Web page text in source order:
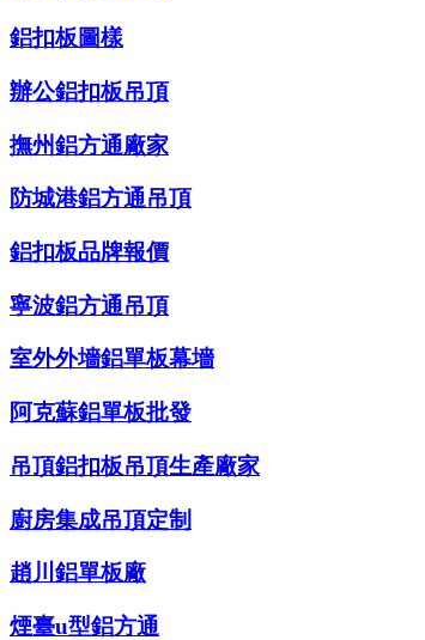
鋁扣板圖樣
辦公鋁扣板吊頂
撫州鋁方通廠家
防城港鋁方通吊頂
鋁扣板品牌報價
寧波鋁方通吊頂
室外外墻鋁單板幕墻
阿克蘇鋁單板批發
吊頂鋁扣板吊頂生產廠家
廚房集成吊頂定制
趙川鋁單板廠
煙臺u型鋁方通